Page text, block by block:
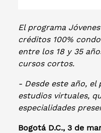
El programa
créditos 100%
entre los 18 y 35
cursos cortos.
- Desde este año,
estudios virtuales,
especialidades
Bogotá D.C., 3 de